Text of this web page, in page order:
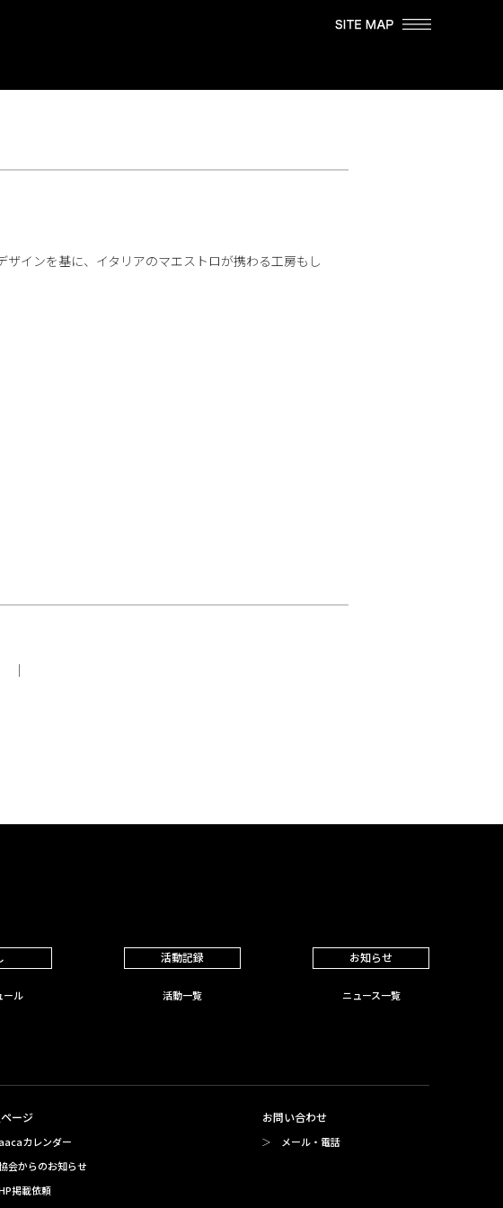
インを基に、イタリアのマエストロが携わる工房もし
｜
ール
活動記録
活動一覧
お知らせ
ニュース一覧
ージ
カレンダー
会からのお知らせ
掲載依頼
お問い合わせ
メール・電話